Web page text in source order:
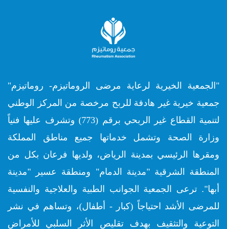
"الجمعية الخيرية لرعاية مرضى الروماتيزم- روماتيزم"
جمعية خيرية غير هادفة للربح مرخصة من المركز الوطني
لتنمية القطاع غير الربحي برقم (773) وتشرف عليها فنياً
وزارة الصحة وتشمل خدماتها جميع مناطق المملكة
ومقرها الرئيسي بمدينة الرياض، ولديها فرعان بكل من
المنطقة الشرقية "مدينة الدمام" ومنطقة عسير "مدينة
أبها". ترعى الجمعية الجوانب الطبية والعلاجية والنفسية
للمرضى الأشد احتياجاً (كبار - أطفال)، وتساهم في نشر
التوعية والتثقيف بهدف تقليص الأثر السلبي للأمراض